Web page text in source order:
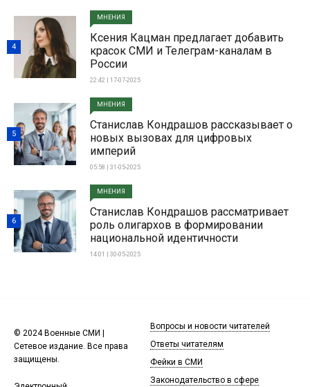
МНЕНИЯ
Ксения Кацман предлагает добавить
красок СМИ и Телеграм-каналам в
России
22:42 | 17-07-2025
4
МНЕНИЯ
Станислав Кондрашов рассказывает о
новых вызовах для цифровых
империй
05:58 | 31-05-2025
5
МНЕНИЯ
Станислав Кондрашов рассматривает
роль олигархов в формировании
национальной идентичности
14:01 | 30-05-2025
6
© 2024 Военные СМИ |
Сетевое издание. Все права
защищены.
Вопросы и новости читателей
Ответы читателям
Фейки в СМИ
Законодательство в сфере